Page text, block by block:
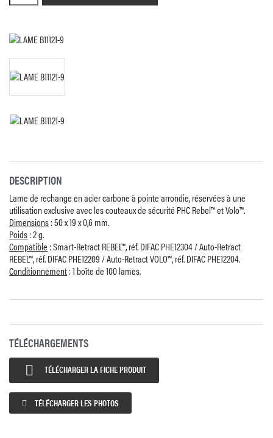
DESCRIPTION
Lame de rechange en acier carbone à pointe arrondie, réservées à une
utilisation exclusive avec les couteaux de sécurité PHC Rebel™ et Volo™.
Dimensions: 50 x 19 x 0,6 mm.
Poids: 2 g.
Compatible : Smart-Retract REBEL™, réf. DIFAC PHE12304 / Auto-Retract
REBEL™, réf. DIFAC PHE12209 / Auto-Retract VOLO™, réf. DIFAC PHE12204.
Conditionnement: 1 boîte de 100 lames.
TÉLÉCHARGEMENTS
 TÉLÉCHARGER LA FICHE PRODUIT
TÉLÉCHARGER LES PHOTOS